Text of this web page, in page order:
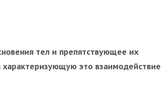
тел и препятствующее их
это взаимодействие